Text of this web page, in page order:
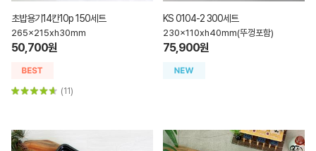
초밥용기14칸10p 150세트
265x215xh30mm
50,700원
(11)
KS 0104-2 300세트
230x110xh40mm(뚜껑포함)
75,900원